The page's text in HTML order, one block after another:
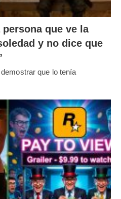
que ve la
y no dice que
que lo tenía